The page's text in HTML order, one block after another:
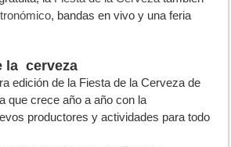
, bandas en vivo y una feria
la cerveza
edición de la Fiesta de la Cerveza de
que crece año a año con la
productores y actividades para todo